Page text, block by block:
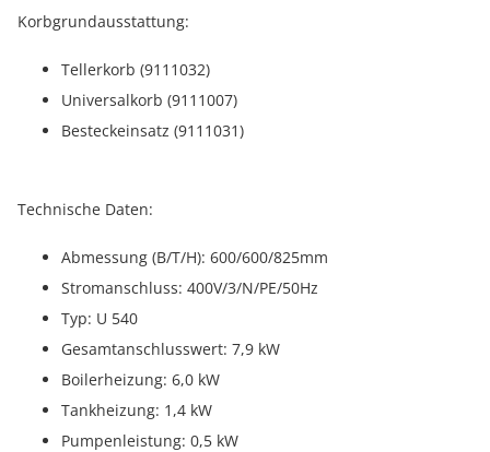
Korbgrundausstattung:
Tellerkorb (9111032)
Universalkorb (9111007)
Besteckeinsatz (9111031)
Technische Daten:
Abmessung (B/T/H): 600/600/825mm
Stromanschluss: 400V/3/N/PE/50Hz
Typ: U 540
Gesamtanschlusswert: 7,9 kW
Boilerheizung: 6,0 kW
Tankheizung: 1,4 kW
Pumpenleistung: 0,5 kW